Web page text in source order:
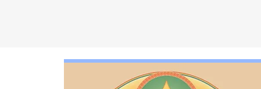
CENTRO